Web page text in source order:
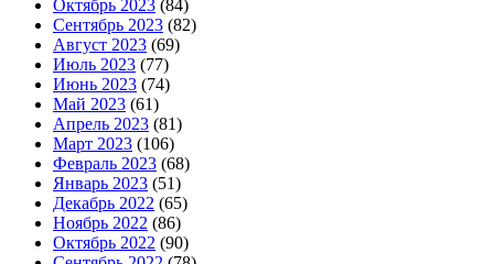
Октябрь 2023 (84)
Сентябрь 2023 (82)
Август 2023 (69)
Июль 2023 (77)
Июнь 2023 (74)
Май 2023 (61)
Апрель 2023 (81)
Март 2023 (106)
Февраль 2023 (68)
Январь 2023 (51)
Декабрь 2022 (65)
Ноябрь 2022 (86)
Октябрь 2022 (90)